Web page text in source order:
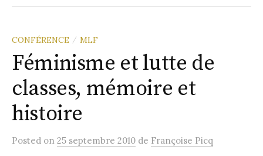
CONFÉRENCE / MLF
Féminisme et lutte de
classes, mémoire et
histoire
Posted on 25 septembre 2010 de Françoise Picq